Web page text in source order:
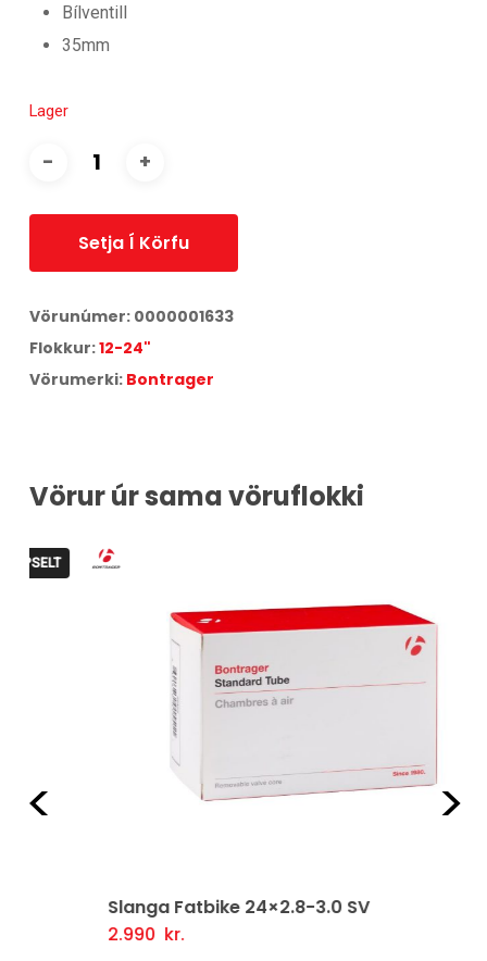
Bílventill
35mm
Lager
Setja Í Körfu
Vörunúmer: 0000001633
Flokkur:12-24"
Vörumerki: Bontrager
Vörur úr sama vöruflokki
Slanga Fatbike 24×2.8-3.0 SV
2.990kr.
Setja Í Körfu